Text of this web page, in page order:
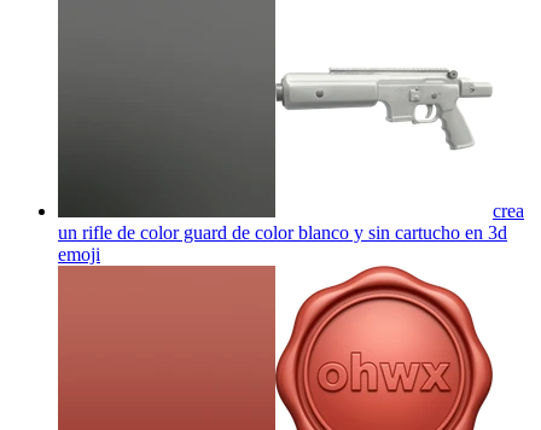
crea
un rifle de color guard de color blanco y sin cartucho en 3d
emoji